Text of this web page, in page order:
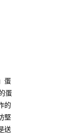
提
單蛋
蛋
的
堅
送